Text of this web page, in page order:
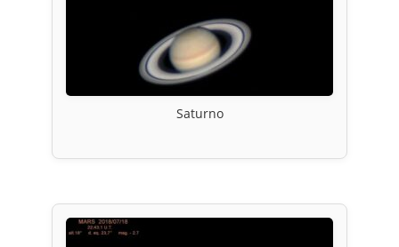
Saturno